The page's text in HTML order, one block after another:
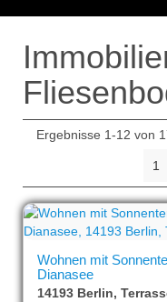
Ergebnisse 1-12 von
1
Wohnen mit
Dianasee
14193 Berlin,